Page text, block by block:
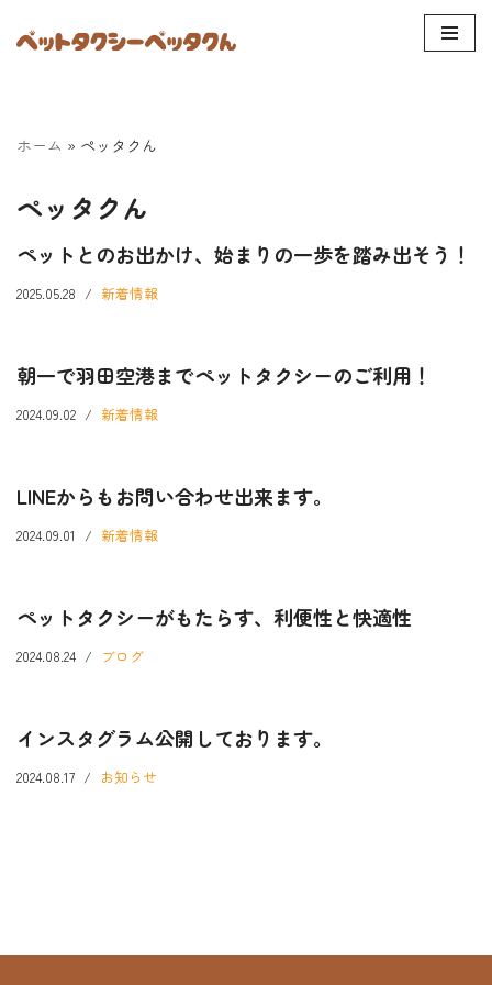
ン
キ
ホーム » ペッタクん
ペッタクん
ペットとのお出かけ、始まりの一歩を踏み出そう！
2025.05.28 新着情報
朝一で羽田空港までペットタクシーのご利用！
2024.09.02 新着情報
LINEからもお問い合わせ出来ます。
2024.09.01 新着情報
ペットタクシーがもたらす、利便性と快適性
2024.08.24 ブログ
インスタグラム公開しております。
2024.08.17 お知らせ